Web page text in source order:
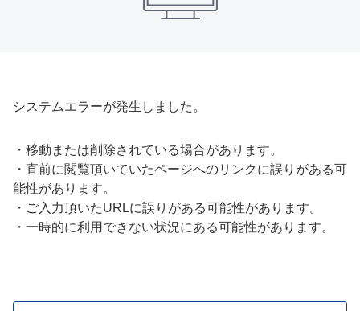
システムエラーが発生しました。
・ 移動または削除されている場合があります。
・ 直前に閲覧頂いていたページへのリンクに誤りがある可
能性があります。
・ ご入力頂いたURLに誤りがある可能性があります。
・ 一時的に利用できない状況にある可能性があります。